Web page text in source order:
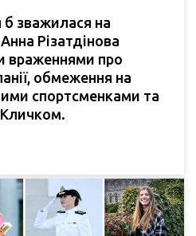
б зважилася на
Різатдінова
враженнями про
обмеження на
спортсменками та
Кличком.